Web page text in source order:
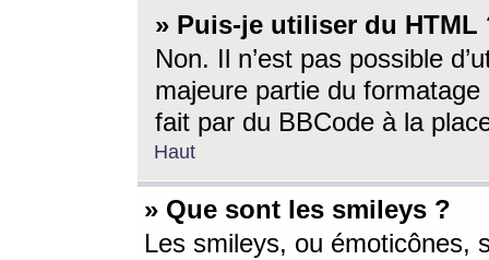
» Puis-je utiliser du HTML
Non. Il n’est pas possible
majeure partie du
fait par du BBCode à la
Haut
» Que sont les smileys ?
Les smileys, ou émoticônes,